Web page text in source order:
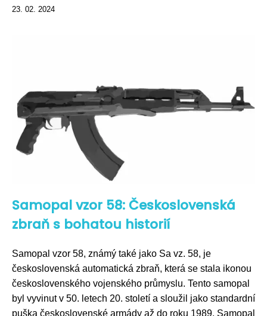
23. 02. 2024
Samopal vzor 58: Československá
zbraň s bohatou historií
Samopal vzor 58, známý také jako Sa vz. 58, je
československá automatická zbraň, která se stala ikonou
československého vojenského průmyslu. Tento samopal
byl vyvinut v 50. letech 20. století a sloužil jako standardní
puška československé armády až do roku 1989. Samopal